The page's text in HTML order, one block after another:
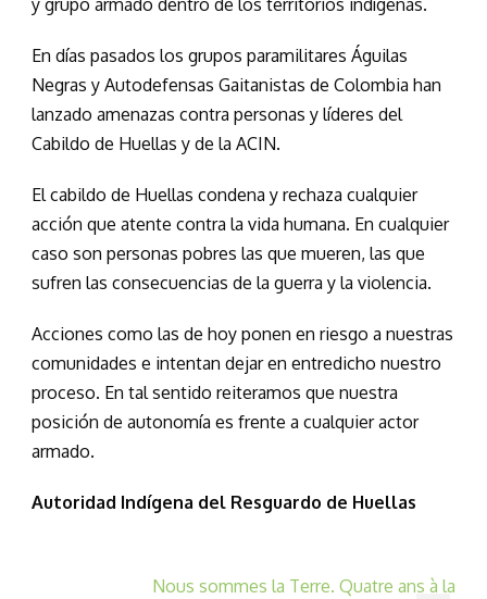
y grupo armado dentro de los territorios indígenas.
En días pasados los grupos paramilitares Águilas
Negras y Autodefensas Gaitanistas de Colombia han
lanzado amenazas contra personas y líderes del
Cabildo de Huellas y de la ACIN.
El cabildo de Huellas condena y rechaza cualquier
acción que atente contra la vida humana. En cualquier
caso son personas pobres las que mueren, las que
sufren las consecuencias de la guerra y la violencia.
Acciones como las de hoy ponen en riesgo a nuestras
comunidades e intentan dejar en entredicho nuestro
proceso. En tal sentido reiteramos que nuestra
posición de autonomía es frente a cualquier actor
armado.
Autoridad Indígena del Resguardo de Huellas
Nous sommes la Terre. Quatre ans à la